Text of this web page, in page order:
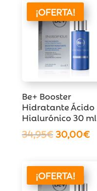
¡OFERTA!
Be+ Booster
Hidratante Ácido
Hialurónico 30 ml
34,95€El
era:
34,95€.
30,00€El
¡OFERTA!